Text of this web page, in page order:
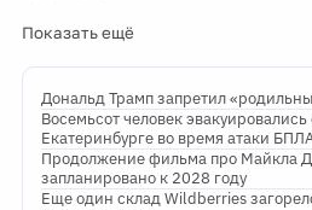
Показать ещё
Дональд Трамп запретил
Восемьсот человек эвакуировались
Екатеринбурге во время атаки
Продолжение фильма про Майкла
запланировано к 2028 году
Еще один склад Wildberries